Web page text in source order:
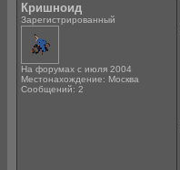
Кришноид
Зарегистрированный
На форумах с июля 2004
Местонахождение: Москва
Сообщений: 2